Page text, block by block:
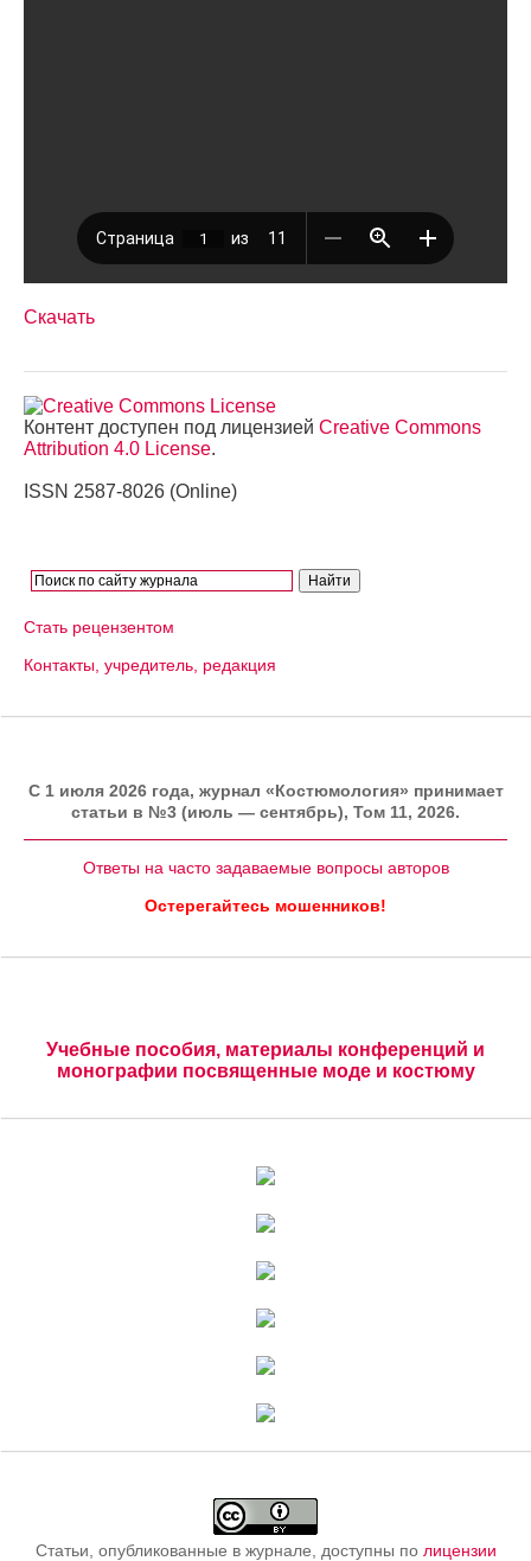
Скачать
Контент доступен под лицензией Creative Commons
Attribution 4.0 License.
ISSN 2587-8026 (Online)
Стать рецензентом
Контакты, учредитель, редакция
C 1 июля 2026 года, журнал «Костюмология» принимает
статьи в №3 (июль — сентябрь), Том 11, 2026.
Ответы на часто задаваемые вопросы авторов
Остерегайтесь мошенников!
Учебные пособия, материалы конференций и
монографии посвященные моде и костюму
Статьи, опубликованные в журнале, доступны по лицензии